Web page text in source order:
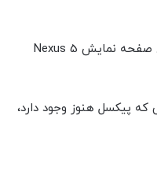
این محقق گفت: «نتیجه در عین حال شگفت‌انگیز و ترسناک بود؛ تشخیص پیکسل روی صفحه نمایش Nexus 5
پیکسل هنوز وجود دارد،